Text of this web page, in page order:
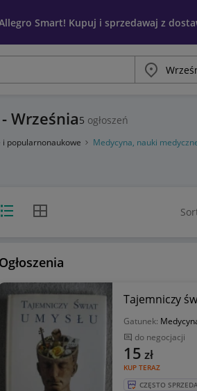
Smart! Kupuj i sprzedawaj z
Miasto
Września5 ogłoszeń
i popularnonaukowe Medycyna, nauki
Widok listyWidok siatki
Ogłoszenia
Tajemniczy
Gatunek:
do negocjacji
KUP TERAZ
15 zł
CZĘSTO